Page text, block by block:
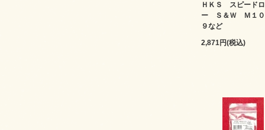
ＨＫＳ スピード
ー Ｓ＆Ｗ Ｍ１０
９など
2,871円(税込)